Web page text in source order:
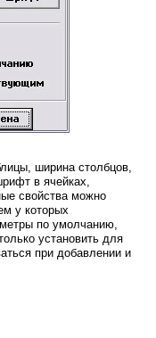
ширина столбцов,
в ячейках,
свойства можно
у которых
по умолчанию,
установить для
при добавлении и